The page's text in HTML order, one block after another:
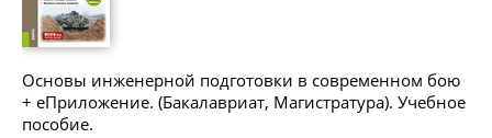
Основы инженерной подготовки в современном бою
+ еПриложение. (Бакалавриат, Магистратура). Учебное
пособие.